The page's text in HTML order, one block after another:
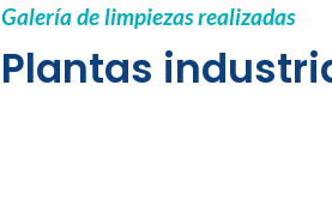
Galería de limpiezas realizadas
Plantas